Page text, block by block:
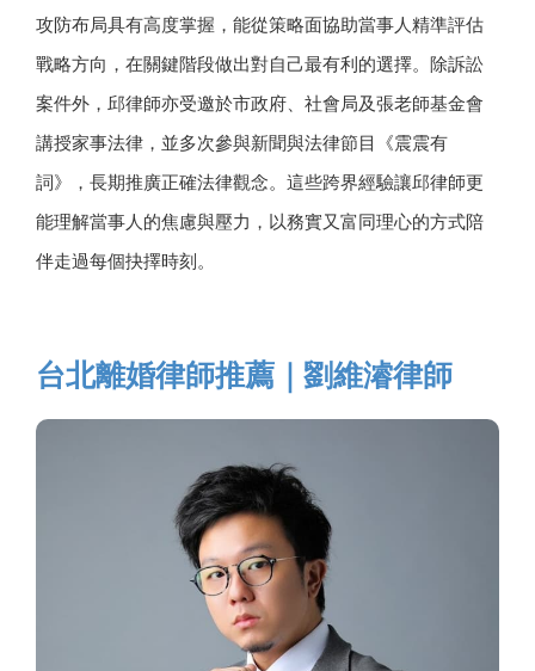
攻防布局具有高度掌握，能從策略面協助當事人精準評估
戰略方向，在關鍵階段做出對自己最有利的選擇。除訴訟
案件外，邱律師亦受邀於市政府、社會局及張老師基金會
講授家事法律，並多次參與新聞與法律節目《震震有
詞》，長期推廣正確法律觀念。這些跨界經驗讓邱律師更
能理解當事人的焦慮與壓力，以務實又富同理心的方式陪
伴走過每個抉擇時刻。
台北離婚律師推薦｜劉維濬律師